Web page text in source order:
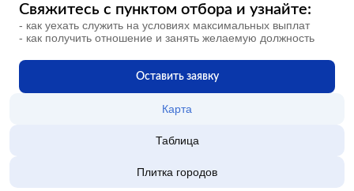
Свяжитесь с пунктом отбора и узнайте:
- как уехать служить на условиях максимальных выплат
- как получить отношение и занять желаемую должность
Оставить заявку
Карта
Таблица
Плитка городов